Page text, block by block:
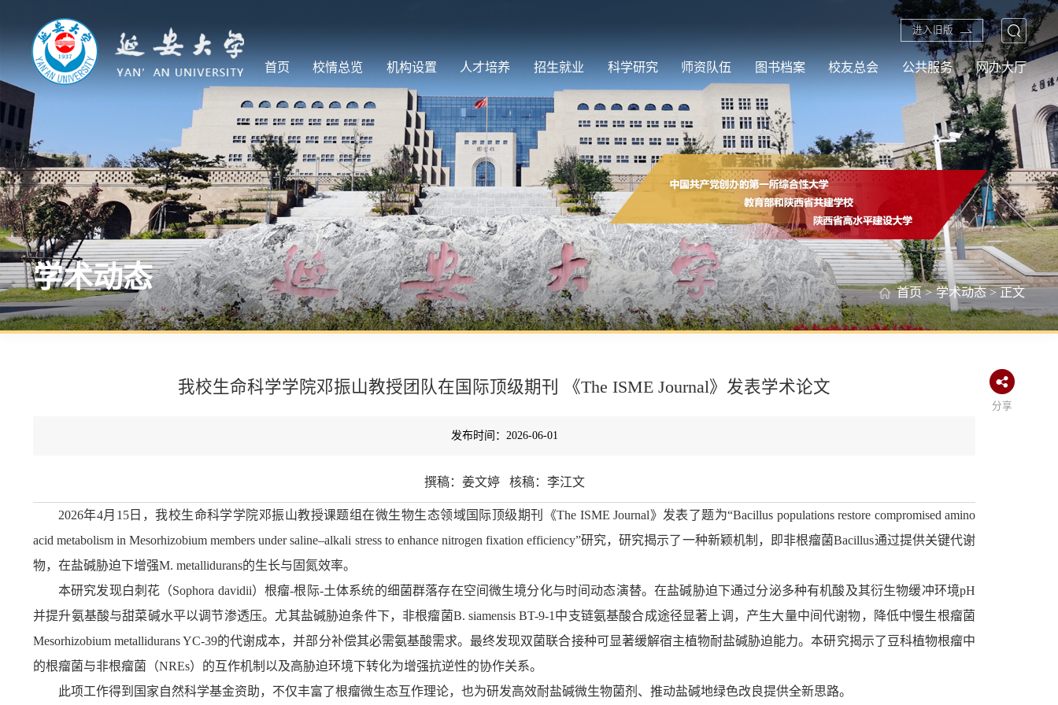
进入旧版
首页 校情总览 机构设置 人才培养 招生就业 科学研究 师资队伍 图书档案 校友总会 公共服务 网办大厅
学术动态 首页 > 学术动态 > 正文
我校生命科学学院邓振山教授团队在国际顶级期刊 《The ISME Journal》发表学术论文
分享
发布时间：2026-06-01
撰稿：姜文婷 核稿：李江文
2026年4月 15日，我校生命科学学院邓振山教授课题组在微生物生态领域国际顶级期刊《The ISME Journal》发表了题为“Bacillus populations restore compromised amino
acid metabolism in Mesorhizobium members under saline‒alkali stress to enhance nitrogen fixation efficiency”研究，研究揭示了一种新颖机制，即非根瘤菌Bacillus通过提供关键代谢
物，在盐碱胁迫下增强M. metallidurans的生长与固氮效率。
本研究发现白刺花（Sophora davidii）根瘤-根际-土体系统的细菌群落存在空间微生境分化与时间动态演替。在盐碱胁迫下通过分泌多种有机酸及其衍生物缓冲环境pH
并提升氨基酸与甜菜碱水平以调节渗透压。尤其盐碱胁迫条件下，非根瘤菌B. siamensis BT-9-1中支链氨基酸合成途径显著上调，产生大量中间代谢物，降低中慢生根瘤菌
Mesorhizobium metallidurans YC-39的代谢成本，并部分补偿其必需氨基酸需求。最终发现双菌联合接种可显著缓解宿主植物耐盐碱胁迫能力。本研究揭示了豆科植物根瘤中
的根瘤菌与非根瘤菌（NREs）的互作机制以及高胁迫环境下转化为增强抗逆性的协作关系。
此项工作得到国家自然科学基金资助，不仅丰富了根瘤微生态互作理论，也为研发高效耐盐碱微生物菌剂、推动盐碱地绿色改良提供全新思路。